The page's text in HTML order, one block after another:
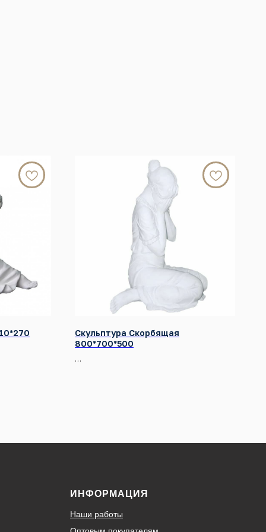
Скульптура Скорбящая
800*700*500
ИНФОРМАЦИЯ
Наши работы